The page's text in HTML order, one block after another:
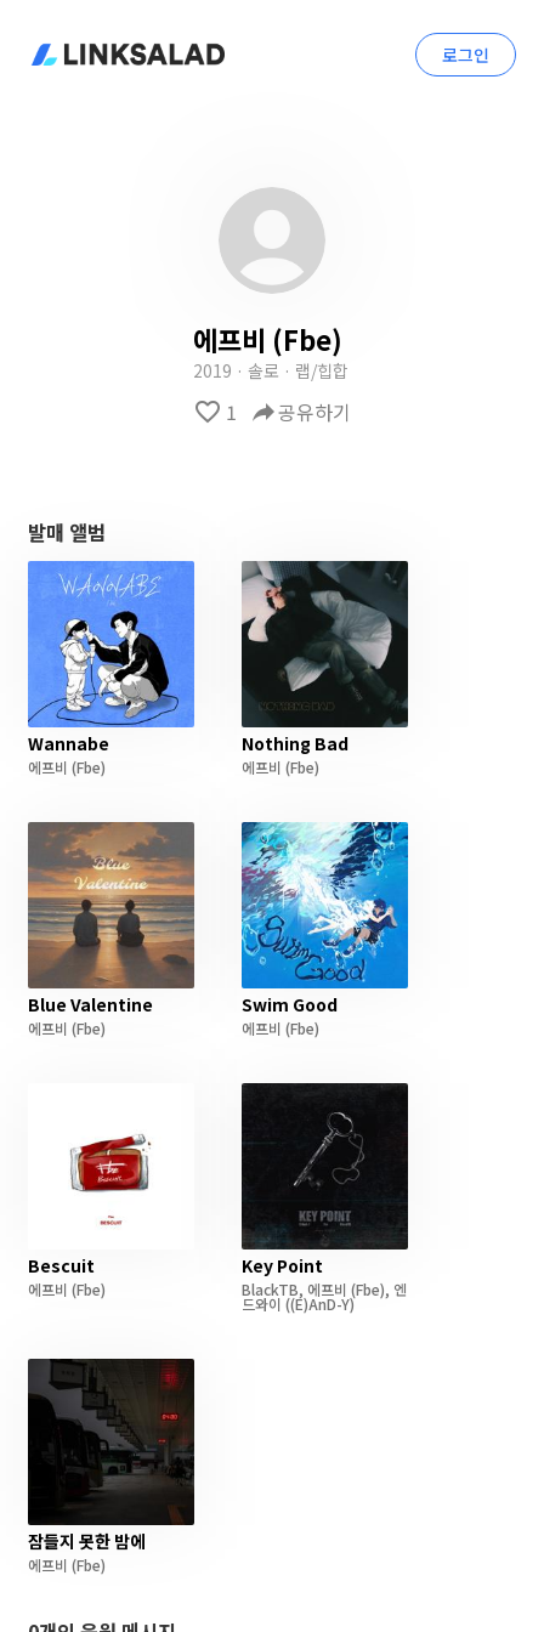
로그인
에프비 (Fbe)
2019 · 솔로 · 랩/힙합
favorite_border 1 reply공유하기
발매 앨범
Wannabe
에프비 (Fbe)
Nothing Bad
에프비 (Fbe)
Blue Valentine
에프비 (Fbe)
Swim Good
에프비 (Fbe)
Bescuit
에프비 (Fbe)
Key Point
BlackTB, 에프비 (Fbe), 엔
드와이 ((E)AnD-Y)
잠들지 못한 밤에
에프비 (Fbe)